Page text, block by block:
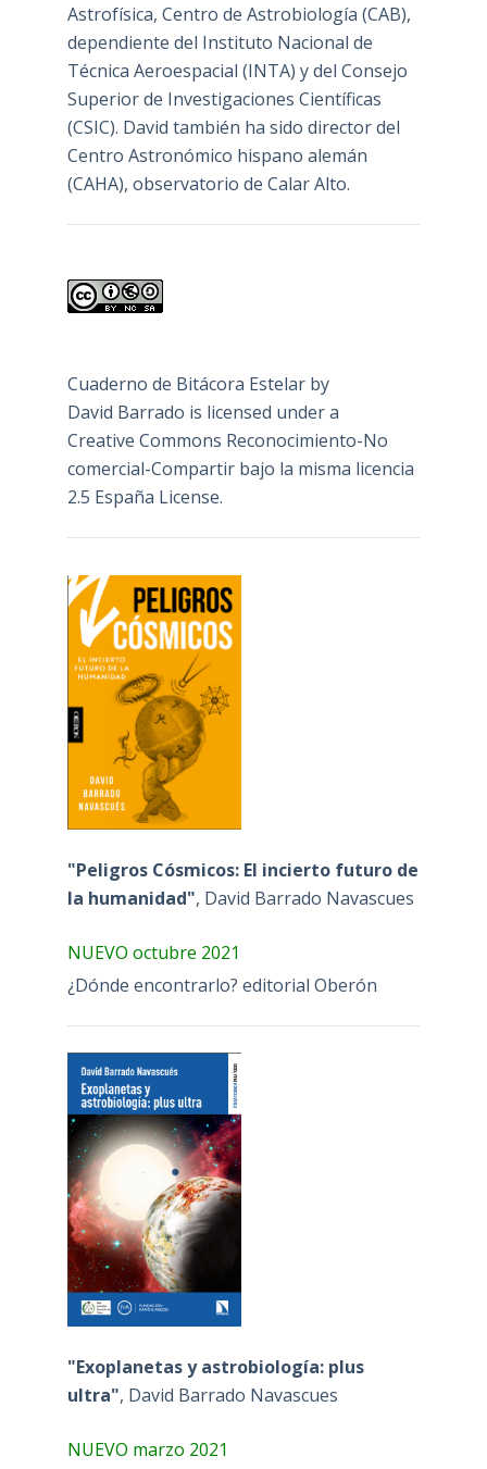
Astrofísica, Centro de Astrobiología (CAB),
dependiente del Instituto Nacional de
Técnica Aeroespacial (INTA) y del Consejo
Superior de Investigaciones Científicas
(CSIC). David también ha sido director del
Centro Astronómico hispano alemán
(CAHA), observatorio de Calar Alto.
Cuaderno de Bitácora Estelarby
David Barrado is licensed under a
Creative Commons Reconocimiento-No
comercial-Compartir bajo la misma licencia
2.5 España License.
"Peligros Cósmicos: El incierto futuro de
la humanidad", David Barrado Navascues
NUEVO octubre 2021
¿Dónde encontrarlo? editorial Oberón
"Exoplanetas y astrobiología: plus
ultra", David Barrado Navascues
NUEVO marzo 2021